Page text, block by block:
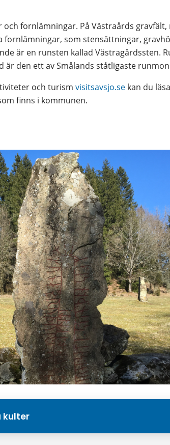
fornlämningar. På Västraårds
fornlämningar, som stensättningar,
är en runsten kallad Västragårdssten.
den ett av Smålands ståtligaste
och turism visitsavsjo.se kan du
finns i kommunen.
kulter